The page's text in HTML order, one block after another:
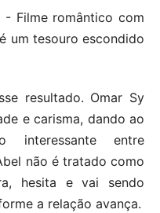
resultado. Omar Sy
e carisma, dando ao
interessante entre
não é tratado como
hesita e vai sendo
a relação avança.